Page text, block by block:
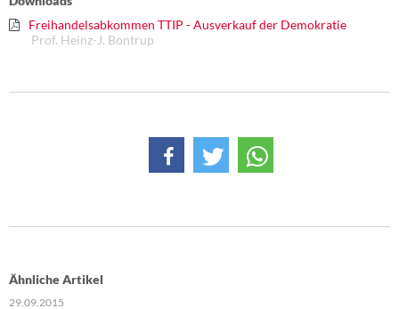
Freihandelsabkommen TTIP - Ausverkauf der Demokratie
Prof. Heinz-J. Bontrup
Ähnliche Artikel
29.09.2015